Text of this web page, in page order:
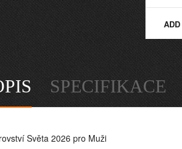
SPECIFIKACE
Světa 2026 pro Muži